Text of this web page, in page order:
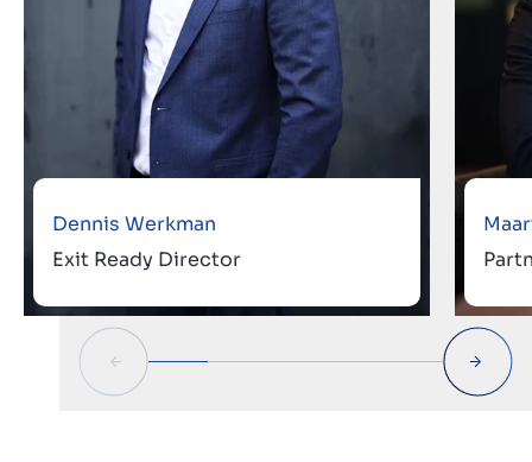
Dennis Werkman
Exit Ready Director